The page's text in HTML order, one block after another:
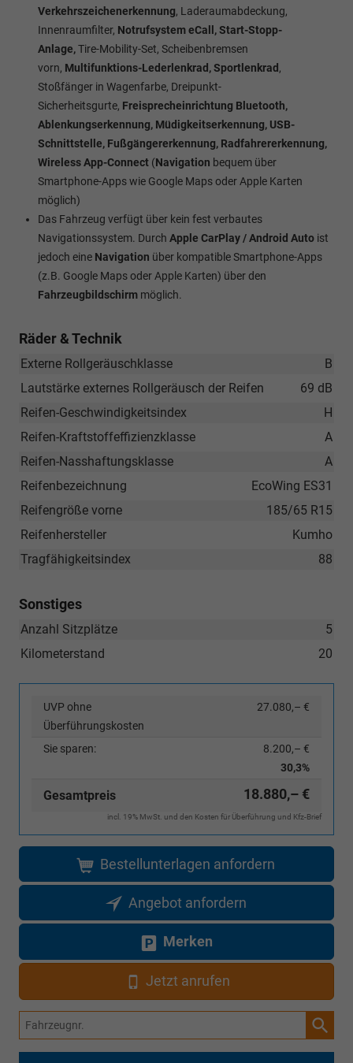
Verkehrszeichenerkennung, Laderaumabdeckung,
Innenraumfilter, Notrufsystem eCall, Start-Stopp-
Anlage,Tire-Mobility-Set, Scheibenbremsen
vorn, Multifunktions-Lederlenkrad, Sportlenkrad ,
Stoßfänger in Wagenfarbe, Dreipunkt-
Sicherheitsgurte, Freisprecheinrichtung Bluetooth,
Ablenkungserkennung, Müdigkeitserkennung, USB-
Schnittstelle, Fußgängererkennung, Radfahrererkennung,
Wireless App-Connect (Navigation bequem über
Smartphone-Apps wie Google Maps oder Apple Karten
möglich)
Das Fahrzeug verfügt über kein fest verbautes
Navigationssystem. Durch Apple CarPlay / Android Auto ist
jedoch eine Navigation über kompatible Smartphone-Apps
(z.B. Google Maps oder Apple Karten) über den
Fahrzeugbildschirm möglich.
Räder & Technik
B
Externe Rollgeräuschklasse
69 dB
Lautstärke externes Rollgeräusch der Reifen
H
Reifen-Geschwindigkeitsindex
A
Reifen-Kraftstoffeffizienzklasse
A
Reifen-Nasshaftungsklasse
EcoWing ES31
Reifenbezeichnung
185/65 R15
Reifengröße vorne
Kumho
Reifenhersteller
88
Tragfähigkeitsindex
Sonstiges
5
Anzahl Sitzplätze
20
Kilometerstand
UVP ohne
Überführungskosten
27.080,– €
Sie sparen:
8.200,– €
30,3%
Gesamtpreis 18.880,– €
incl. 19% MwSt. und den Kosten für Überführung und Kfz-Brief
Bestellunterlagen anfordern
Angebot anfordern
Merken
Jetzt anrufen
Fahrzeugnr.